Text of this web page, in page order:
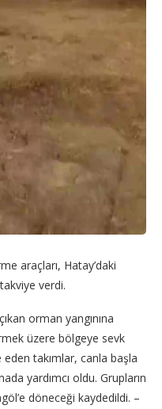
araçları, Hatay’daki
verdi.
orman yangınına
üzere bölgeye sevk
takımlar, canla başla
yardımcı oldu. Grupların
döneceği kaydedildi. –